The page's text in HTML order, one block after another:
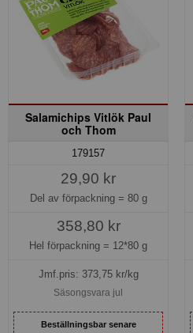
Salamichips Vitlök Paul
och Thom
179157
29,90 kr
Del av förpackning = 80 g
358,80 kr
Hel förpackning = 12*80 g
Jmf.pris: 373,75kr/kg
Säsongsvara jul
Beställningsbar senare